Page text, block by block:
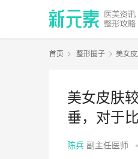
首页 整形圈子 美女
美女皮肤
垂，对于
陈兵 副主任医师 •